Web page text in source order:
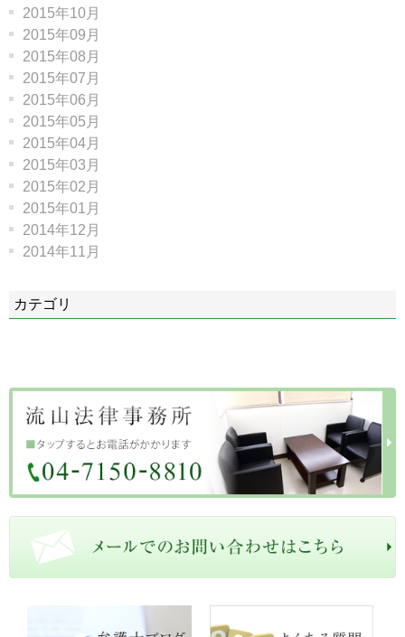
2015年10月
2015年09月
2015年08月
2015年07月
2015年06月
2015年05月
2015年04月
2015年03月
2015年02月
2015年01月
2014年12月
2014年11月
カテゴリ